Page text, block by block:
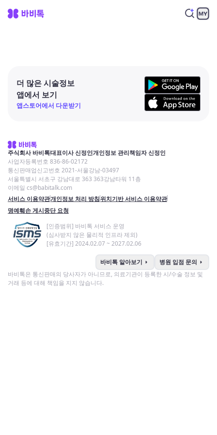
더 많은 시술정보
앱에서 보기
앱스토어에서 다운받기
주식회사 바비톡대표이사 신정인개인정보 관리책임자 신정인
사업자등록번호 836-86-02172
통신판매업신고번호 2021-서울강남-03497
서울특별시 서초구 강남대로 363 363강남타워 11층
이메일 cs@babitalk.com
서비스 이용약관개인정보 처리 방침위치기반 서비스 이용약관
명예훼손 게시중단 요청
[인증범위] 바비톡 서비스 운영
(심사받지 않은 물리적 인프라 제외)
[유효기간] 2024.02.07 ~ 2027.02.06
바비톡 알아보기 arrow_right 병원 입점 문의 arrow_right
바비톡은 통신판매의 당사자가 아니므로, 의료기관이 등록한 시/수술 정보 및
거래 등에 대해 책임을 지지 않습니다.